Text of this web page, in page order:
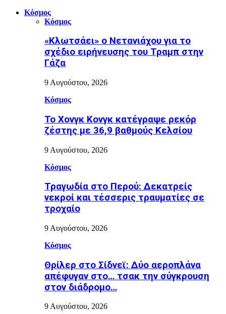
Κόσμος
Κόσμος
«Κλωτσάει» ο Νετανιάχου για το
σχέδιο ειρήνευσης του Τραμπ στην
Γάζα
9 Αυγούστου, 2026
Κόσμος
Το Χονγκ Κονγκ κατέγραψε ρεκόρ
ζέστης με 36,9 βαθμούς Κελσίου
9 Αυγούστου, 2026
Κόσμος
Τραγωδία στο Περού: Δεκατρείς
νεκροί και τέσσερις τραυματίες σε
τροχαίο
9 Αυγούστου, 2026
Κόσμος
Θρίλερ στο Σίδνεϊ: Δύο αεροπλάνα
απέφυγαν στο… τσακ την σύγκρουση
στον διάδρομο…
9 Αυγούστου, 2026